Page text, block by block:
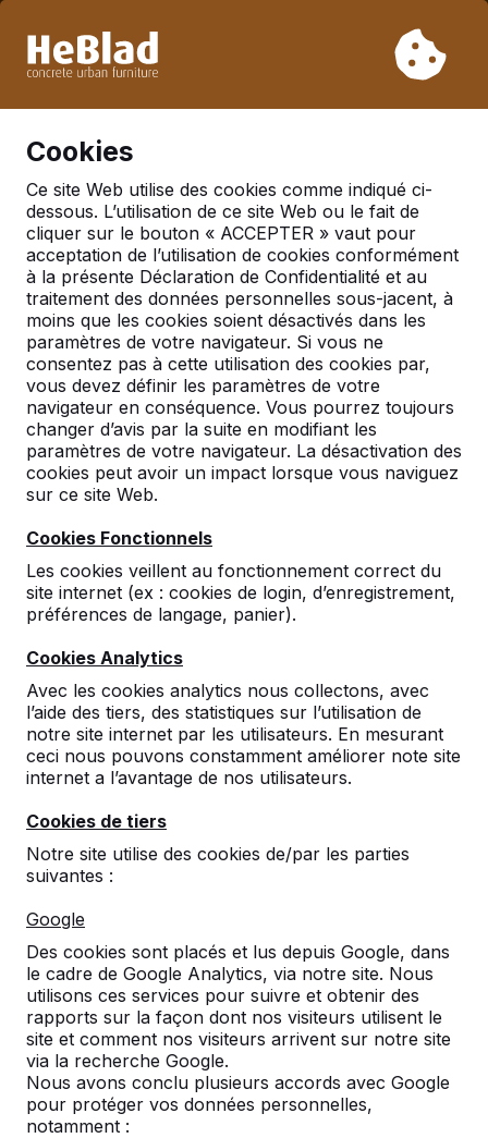
semaine 31 à la semaine 33. Veuillez donc tenir compte des
délais de livraison plus longs.
Cookies
Ce site Web utilise des cookies comme indiqué ci-
dessous. L’utilisation de ce site Web ou le fait de
cliquer sur le bouton « ACCEPTER » vaut pour
acceptation de l’utilisation de cookies conformément
à la présente Déclaration de Confidentialité et au
traitement des données personnelles sous-jacent, à
moins que les cookies soient désactivés dans les
paramètres de votre navigateur. Si vous ne
consentez pas à cette utilisation des cookies par,
vous devez définir les paramètres de votre
navigateur en conséquence. Vous pourrez toujours
changer d’avis par la suite en modifiant les
paramètres de votre navigateur. La désactivation des
cookies peut avoir un impact lorsque vous naviguez
sur ce site Web.
Cookies Fonctionnels
Les cookies veillent au fonctionnement correct du
site internet (ex : cookies de login, d’enregistrement,
préférences de langage, panier).
Cookies Analytics
Avec les cookies analytics nous collectons, avec
l’aide des tiers, des statistiques sur l’utilisation de
notre site internet par les utilisateurs. En mesurant
ceci nous pouvons constamment améliorer note site
internet a l’avantage de nos utilisateurs.
Cookies de tiers
Notre site utilise des cookies de/par les parties
suivantes :
Google
Des cookies sont placés et lus depuis Google, dans
le cadre de Google Analytics, via notre site. Nous
utilisons ces services pour suivre et obtenir des
rapports sur la façon dont nos visiteurs utilisent le
site et comment nos visiteurs arrivent sur notre site
via la recherche Google.
Nous avons conclu plusieurs accords avec Google
pour protéger vos données personnelles,
notamment :
Tables de tennis en béton, bancs
et tables de jeux.
Commandez directement auprès du fabricant
des tables de jeu les plus résistantes.
Découvrez nos tables -->
Découvrez notre assortiment
complet